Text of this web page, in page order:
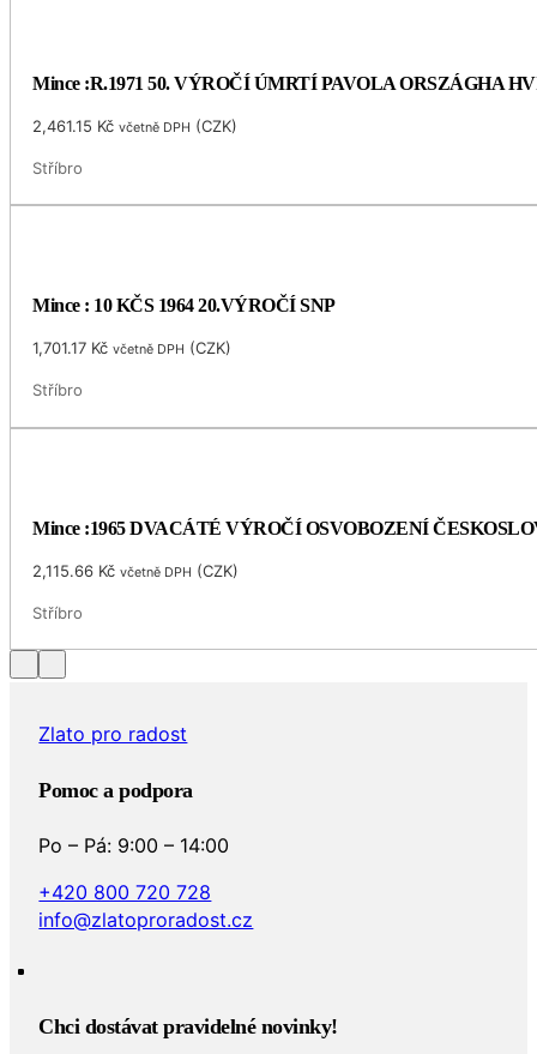
Mince :R.1971 50. VÝROČÍ ÚMRTÍ PAVOLA ORSZÁGHA
2,461.15 Kč včetně DPH (CZK)
Stříbro
Mince : 10 KČS 1964 20.VÝROČÍ SNP
1,701.17 Kč včetně DPH (CZK)
Stříbro
Mince :1965 DVACÁTÉ VÝROČÍ OSVOBOZENÍ
2,115.66 Kč včetně DPH (CZK)
Stříbro
Zlato pro radost
Pomoc a podpora
Po – Pá: 9:00 – 14:00
+420 800 720 728
info@zlatoproradost.cz
Chci dostávat pravidelné novinky!​